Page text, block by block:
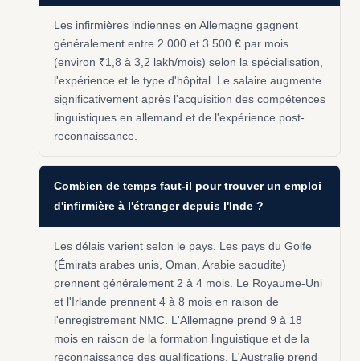
Les infirmières indiennes en Allemagne gagnent
généralement entre 2 000 et 3 500 € par mois
(environ ₹1,8 à 3,2 lakh/mois) selon la spécialisation,
l'expérience et le type d'hôpital. Le salaire augmente
significativement après l'acquisition des compétences
linguistiques en allemand et de l'expérience post-
reconnaissance.
Combien de temps faut-il pour trouver un emploi
d'infirmière à l'étranger depuis l'Inde ?
Les délais varient selon le pays. Les pays du Golfe
(Émirats arabes unis, Oman, Arabie saoudite)
prennent généralement 2 à 4 mois. Le Royaume-Uni
et l'Irlande prennent 4 à 8 mois en raison de
l'enregistrement NMC. L'Allemagne prend 9 à 18
mois en raison de la formation linguistique et de la
reconnaissance des qualifications. L'Australie prend